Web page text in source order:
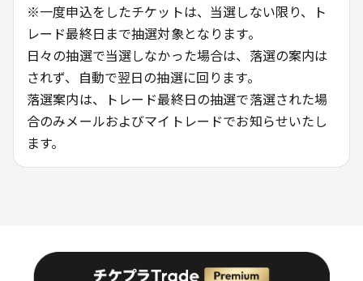
※一度申込をしたチケットは、当選しない限り、ト
レード最終日まで抽選対象となります。
日々の抽選で当選しなかった場合は、落選の案内は
されず、自動で翌日の抽選に回ります。
落選案内は、トレード最終日の抽選で落選された場
合のみメールおよびマイトレードでお知らせいたし
ます。